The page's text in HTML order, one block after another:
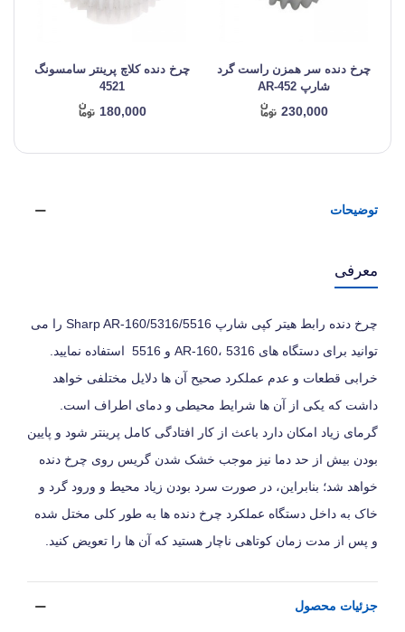
چرخ دنده سر همزن راست گرد
شارپ AR-452
230,000
چرخ دنده کلاچ پرینتر سامسونگ
4521
180,000
توضیحات
معرفی
چرخ دنده رابط هیتر کپی شارپ Sharp AR-160/5316/5516 را می
توانید برای دستگاه های AR-160، 5316 و 5516 استفاده نمایید.
خرابی قطعات و عدم عملکرد صحیح آن ها دلایل مختلفی خواهد
داشت که یکی از آن ها شرایط محیطی و دمای اطراف است.
گرمای زیاد امکان دارد باعث از کار افتادگی کامل پرینتر شود و پایین
بودن بیش از حد دما نیز موجب خشک شدن گریس روی چرخ دنده
خواهد شد؛ بنابراین، در صورت سرد بودن زیاد محیط و ورود گرد و
خاک به داخل دستگاه عملکرد چرخ دنده ها به طور کلی مختل شده
و پس از مدت زمان کوتاهی ناچار هستید که آن ها را تعویض کنید.
جزئیات محصول